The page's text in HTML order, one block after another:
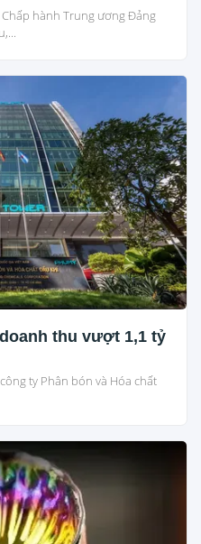
Chấp hành Trung ương Đảng
thu vượt 1,1 tỷ
ty Phân bón và Hóa chất